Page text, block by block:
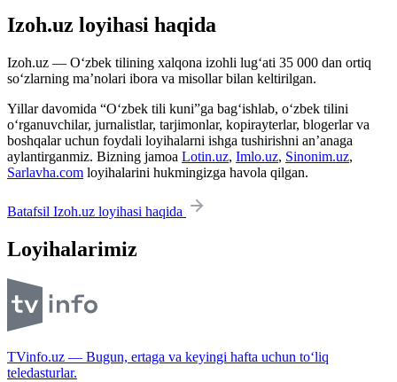
Izoh.uz loyihasi haqida
Izoh.uz — O‘zbek tilining xalqona izohli lug‘ati 35 000 dan ortiq
so‘zlarning ma’nolari ibora va misollar bilan keltirilgan.
Yillar davomida “O‘zbek tili kuni”ga bag‘ishlab, o‘zbek tilini
o‘rganuvchilar, jurnalistlar, tarjimonlar, kopirayterlar, blogerlar va
boshqalar uchun foydali loyihalarni ishga tushirishni an’anaga
aylantirganmiz. Bizning jamoa Lotin.uz, Imlo.uz, Sinonim.uz,
Sarlavha.com loyihalarini hukmingizga havola qilgan.
Batafsil Izoh.uz loyihasi haqida
Loyihalarimiz
TVinfo.uz — Bugun, ertaga va keyingi hafta uchun to‘liq
teledasturlar.